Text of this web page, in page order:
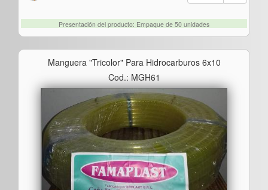
Presentación del producto: Empaque de 50 unidades
Manguera "tricolor" Para Hidrocarburos 6x10
Cod.: MGH61